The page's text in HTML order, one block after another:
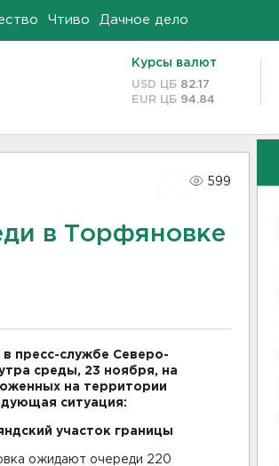
Чтиво Дачное дело
Курсы валют
USD ЦБ 82.17
EUR ЦБ 94.84
599
в Торфяновке
пресс-службе Северо-
среды, 23 ноября, на
на территории
ситуация:
участок границы
ожидают очереди 220